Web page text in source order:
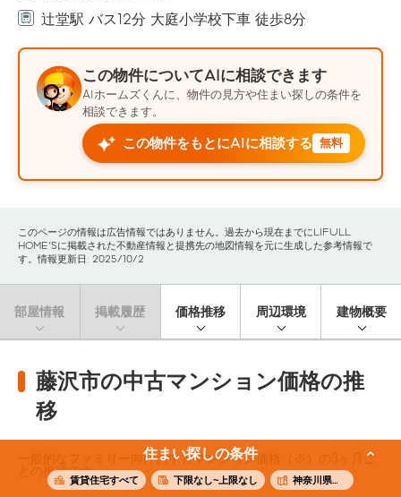
住まい探しの条件
賃貸住宅すべて 下限なし~上限なし 神奈川県藤沢市
辻堂駅 バス12分 大庭小学校下車 徒歩8分
この物件についてAIに相談できます
AIホームズくんに、物件の見方や住まい探しの条件を
相談できます。
この物件をもとにAIに相談する 無料
このページの情報は広告情報ではありません。過去から現在までにLIFULL
HOME'Sに掲載された不動産情報と提携先の地図情報を元に生成した参考情報で
す。情報更新日: 2025/10/2
部屋情報 掲載履歴 価格推移 周辺環境 建物概要
藤沢市の中古マンション価格の推
移
一般的なファミリー向けの中古マンション価格（※）の3ヶ月ご
との推移です。